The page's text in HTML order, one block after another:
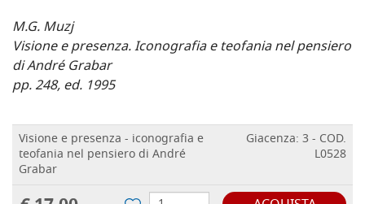
M.G. Muzj
Visione e presenza. Iconografia e teofania nel pensiero
di André Grabar
pp. 248, ed. 1995
Visione e presenza - iconografia e
teofania nel pensiero di André
Grabar
Giacenza: 3 - COD.
L0528